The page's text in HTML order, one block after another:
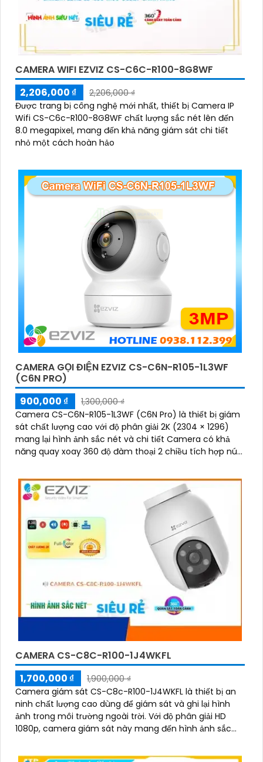
CAMERA WIFI EZVIZ CS-C6C-R100-8G8WF
2,206,000 ₫
2,206,000 ₫
Được trang bị công nghệ mới nhất, thiết bị Camera IP
Wifi CS-C6c-R100-8G8WF chất lượng sắc nét lên đến
8.0 megapixel, mang đến khả năng giám sát chi tiết
nhỏ một cách hoàn hảo
CAMERA GỌI ĐIỆN EZVIZ CS-C6N-R105-1L3WF
(C6N PRO)
900,000 ₫
1,300,000 ₫
Camera CS-C6N-R105-1L3WF (C6N Pro) là thiết bị giám
sát chất lượng cao với độ phân giải 2K (2304 × 1296)
mang lại hình ảnh sắc nét và chi tiết Camera có khả
năng quay xoay 360 độ đàm thoại 2 chiều tích hợp nút
xa Ngoài ra camera còn được trang bị công nghệ phát
hiện chuyển động thông minh tăng cường an ninh cho
không gian của bạn. Loại Camera quan sát Wifi Không
CAMERA CS-C8C-R100-1J4WKFL
1,700,000 ₫
1,900,000 ₫
Camera giám sát CS-C8c-R100-1J4WKFL là thiết bị an
ninh chất lượng cao dùng để giám sát và ghi lại hình
ảnh trong môi trường ngoài trời. Với độ phân giải HD
1080p, camera giám sát này mang đến hình ảnh sắc